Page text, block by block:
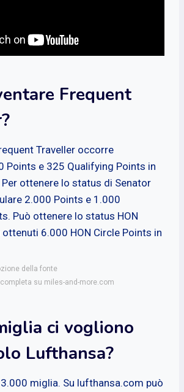
Frequent
Traveller occorre
Points e 325 Qualifying Points in
Per ottenere lo status di Senator
2.000 Points e 1.000
Può ottenere lo status HON
6.000 HON Circle Points in
della fonte
su miles-and-more.com
ci vogliono
Lufthansa?
miglia. Su lufthansa.com può